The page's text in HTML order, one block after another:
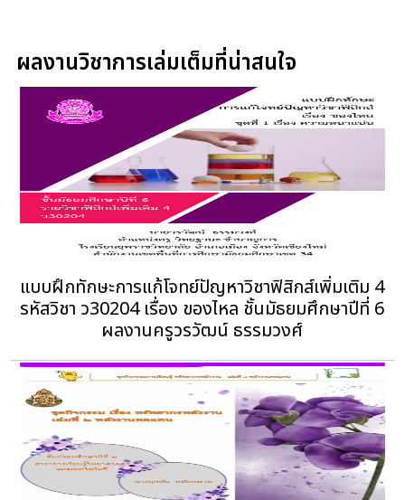
ผลงานวิชาการเล่มเต็มที่น่าสนใจ
แบบฝึกทักษะการแก้โจทย์ปัญหาวิชาฟิสิกส์เพิ่มเติม 4
รหัสวิชา ว30204 เรื่อง ของไหล ชั้นมัธยมศึกษาปีที่ 6
ผลงานครูวรวัฒน์ ธรรมวงศ์